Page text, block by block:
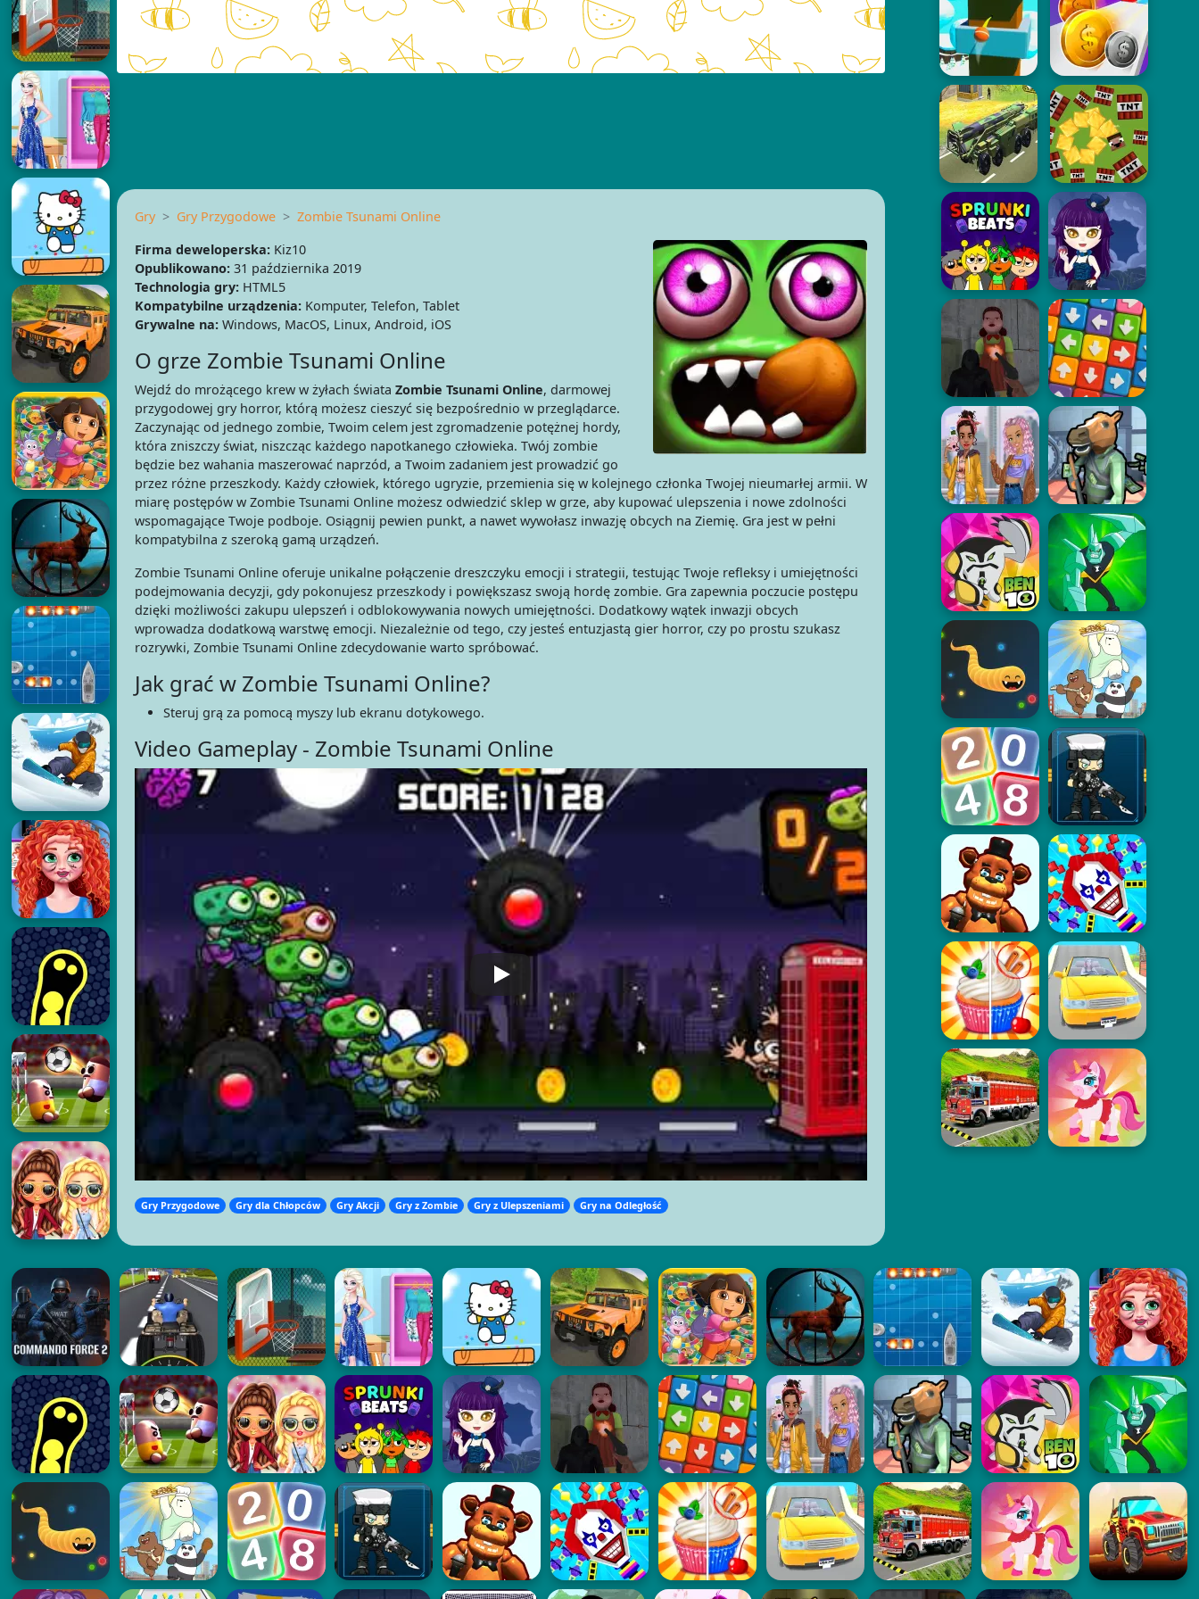
Gry Gry Przygodowe
Zombie Tsunami Online
Firma deweloperska:Kiz10
Opublikowano:31 października 2019
Technologia gry:HTML5
Kompatybilne urządzenia:Komputer, Telefon, Tablet
Grywalne na:Windows, MacOS, Linux, Android, iOS
O grze Zombie Tsunami Online
Wejdź do mrożącego krew w żyłach świata Zombie Tsunami Online, darmowej
przygodowej gry horror, którą możesz cieszyć się bezpośrednio w przeglądarce.
Zaczynając od jednego zombie, Twoim celem jest zgromadzenie potężnej hordy,
która zniszczy świat, niszcząc każdego napotkanego człowieka. Twój zombie
będzie bez wahania maszerować naprzód, a Twoim zadaniem jest prowadzić go
przez różne przeszkody. Każdy człowiek, którego ugryzie, przemienia się w kolejnego członka Twojej nieumarłej armii. W
miarę postępów w Zombie Tsunami Online możesz odwiedzić sklep w grze, aby kupować ulepszenia i nowe zdolności
wspomagające Twoje podboje. Osiągnij pewien punkt, a nawet wywołasz inwazję obcych na Ziemię. Gra jest w pełni
kompatybilna z szeroką gamą urządzeń.
Zombie Tsunami Online oferuje unikalne połączenie dreszczyku emocji i strategii, testując Twoje refleksy i umiejętności
podejmowania decyzji, gdy pokonujesz przeszkody i powiększasz swoją hordę zombie. Gra zapewnia poczucie postępu
dzięki możliwości zakupu ulepszeń i odblokowywania nowych umiejętności. Dodatkowy wątek inwazji obcych
wprowadza dodatkową warstwę emocji. Niezależnie od tego, czy jesteś entuzjastą gier horror, czy po prostu szukasz
rozrywki, Zombie Tsunami Online zdecydowanie warto spróbować.
Jak grać w Zombie Tsunami Online?
Steruj grą za pomocą myszy lub ekranu dotykowego.
Video Gameplay - Zombie Tsunami Online
Gry Przygodowe Gry dla Chłopców Gry Akcji Gry z Zombie Gry z Ulepszeniami Gry na Odległość